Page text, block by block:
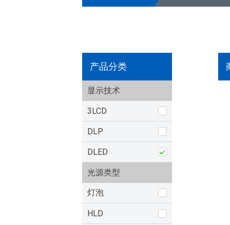
产品分类
显示技术
3LCD
DLP
DLED
光源类型
灯泡
HLD